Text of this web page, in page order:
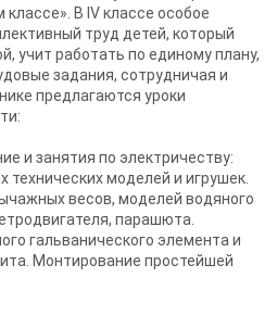
В IV классе особое
труд детей, который
учит работать по единому плану,
задания, сотрудничая и
предлагаются уроки
и занятия по электричеству:
технических моделей и игрушек.
весов, моделей водяного
парашюта.
гальванического элемента и
Монтирование простейшей